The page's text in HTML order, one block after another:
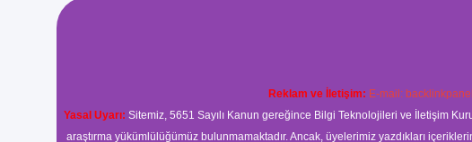
Reklam ve İletişim: E-mail:
Yasal Uyarı: Sitemiz, 5651 Sayılı Kanun gereğince Bilgi Teknolojileri ve İletişim
araştırma yükümlülüğümüz bulunmamaktadır. Ancak, üyelerimiz yazdıkları